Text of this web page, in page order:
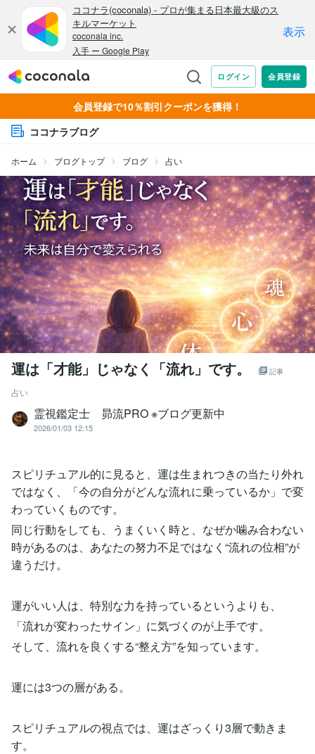
会員登録で10％割引クーポンを獲得！
ココナラブログ
ホーム ブログトップ ブログ 占い
運は「才能」じゃなく「流れ」です。 記事
占い
霊視鑑定士 昴流PRO ※ブログ更新中
2026/01/03 12:15
スピリチュアル的に見ると、運は生まれつきの当たり外れ
ではなく、「今の自分がどんな流れに乗っているか」で変
わっていくものです。
同じ行動をしても、うまくいく時と、なぜか噛み合わない
時があるのは、あなたの努力不足ではなく“流れの位相”が
違うだけ。
運がいい人は、特別な力を持っているというよりも、
「流れが変わったサイン」に気づくのが上手です。
そして、流れを良くする“整え方”を知っています。
運には3つの層がある。
スピリチュアルの視点では、運はざっくり3層で動きま
す。